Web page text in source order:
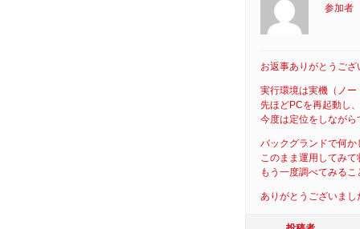
参加者
お返事ありがとうござ
実行環境は実機（ノ
先ほどPCを再起動し
今度は定位をしなが
バックグランドで何
このまま運用してみ
もう一度調べてみる
ありがとうございまし